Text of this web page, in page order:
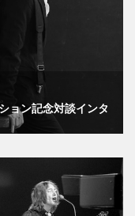
ョン記念対談インタ